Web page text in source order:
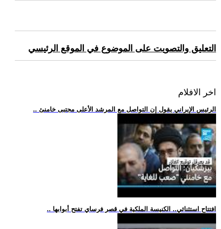
التعليق والتصويت على الموضوع في الموقع الرئيسي
اخر الافلام
.. الرئيس الإيراني يقول إن التواصل مع المرشد الأعلى مجتبى خامنئ
.. افتتاح استثنائي.. الكنيسة الملكية في قصر فرساي تفتح أبوابها